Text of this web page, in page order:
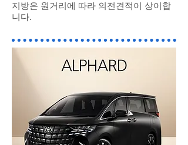
지방은 원거리에 따라 의전견적이 상이합
니다.